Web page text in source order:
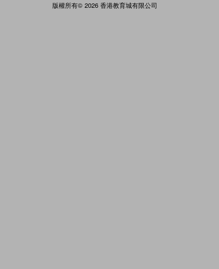
版權所有© 2026 香港教育城有限公司